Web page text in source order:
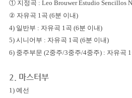
① ​ 지정곡 : Leo Brouwer Estudio Sencillos
② 자유곡 1곡 (6분 이내)
4) 일반부 : 자유곡 1 곡 (6분 이내)
5) 시니어부 : 자유곡 1곡 (6분 이내)
6) 중주부문 (2중주/3중주/4중주) : 자유곡 1
2. 마스터부
1) 예선